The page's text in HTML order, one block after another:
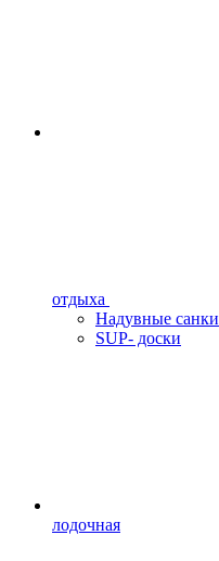
отдыха
Надувные санки
SUP- доски
лодочная